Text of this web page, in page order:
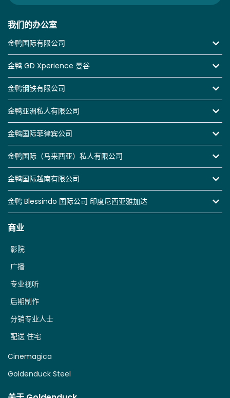
我们的办公室
金鸭国际有限公司
金鸭 GD Xperience 曼谷
金鸭钢铁有限公司
金鸭亚洲私人有限公司
金鸭国际菲律宾公司
金鸭国际（马来西亚）私人有限公司
金鸭国际越南有限公司
金鸭 Blessindo 国际公司 印度尼西亚雅加达
商业
配送 住宅
分销专业人士
后期制作
专业视听
广播
影院
Cinemagica
Goldenduck Steel